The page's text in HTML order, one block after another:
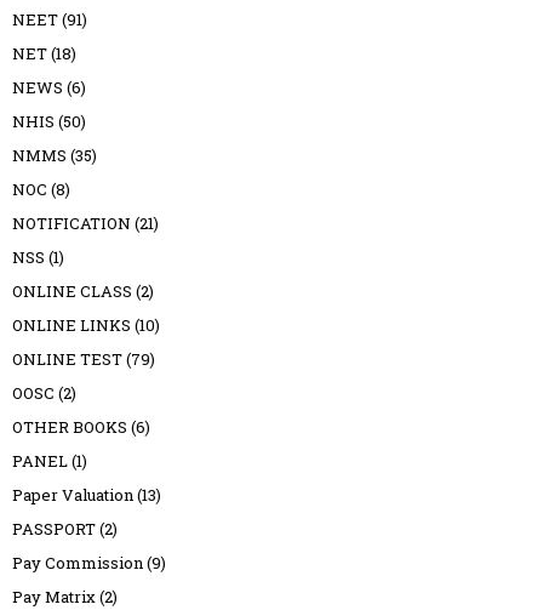
NEET(91)
NET(18)
NEWS (6)
NHIS (50)
NMMS (35)
NOC (8)
NOTIFICATION (21)
NSS (1)
ONLINE CLASS (2)
ONLINE LINKS (10)
ONLINE TEST(79)
OOSC (2)
OTHER BOOKS (6)
PANEL(1)
Paper Valuation(13)
PASSPORT(2)
Pay Commission(9)
Pay Matrix(2)